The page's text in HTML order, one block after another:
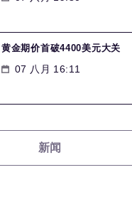
黄金期价首破4400美元大关
07 八月 16:11
新闻